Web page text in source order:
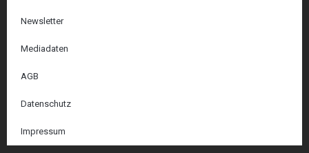
Newsletter
Mediadaten
AGB
Datenschutz
Impressum